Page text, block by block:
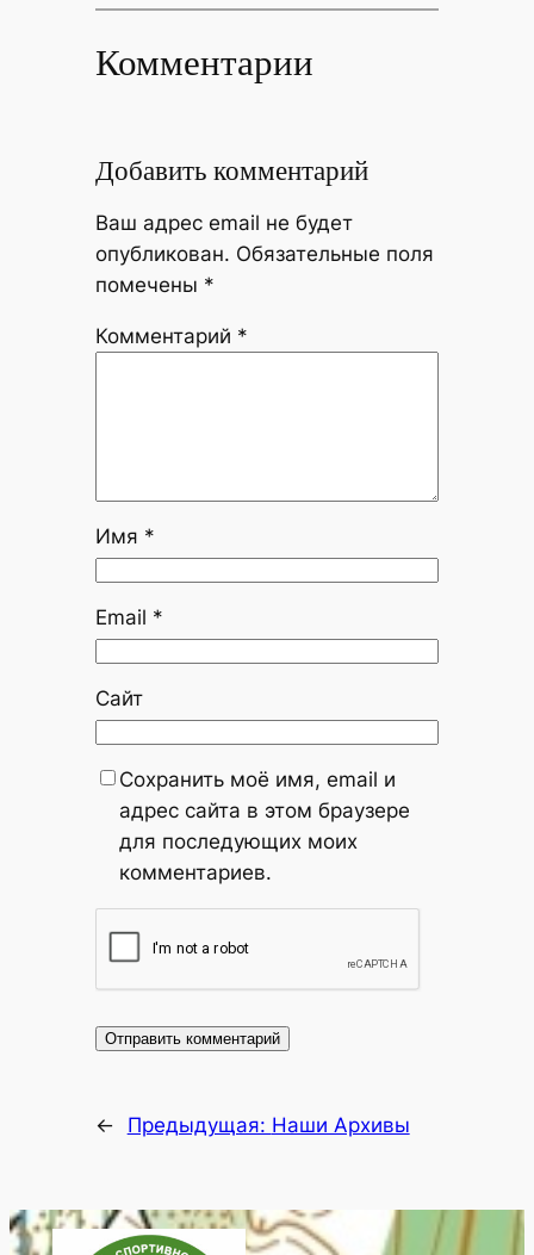
Комментарии
Добавить комментарий
Ваш адрес email не будет
опубликован. Обязательные поля
помечены *
Комментарий *
Имя *
Email *
Сайт
Сохранить моё имя, email и
адрес сайта в этом браузере
для последующих моих
комментариев.
← Предыдущая: Наши Архивы